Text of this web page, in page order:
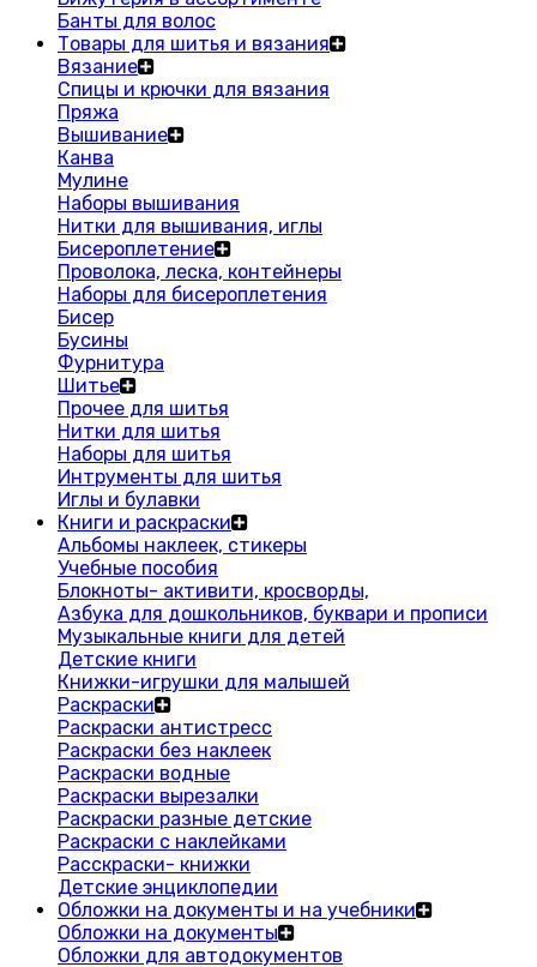
Банты для волос
Товары для шитья и вязания
Вязание
Спицы и крючки для вязания
Пряжа
Вышивание
Канва
Мулине
Наборы вышивания
Нитки для вышивания, иглы
Бисероплетение
Проволока, леска, контейнеры
Наборы для бисероплетения
Бисер
Бусины
Фурнитура
Шитье
Прочее для шитья
Нитки для шитья
Наборы для шитья
Интрументы для шитья
Иглы и булавки
Книги и раскраски
Альбомы наклеек, стикеры
Учебные пособия
Блокноты- активити, кросворды,
Азбука для дошкольников, буквари и прописи
Музыкальные книги для детей
Детские книги
Книжки-игрушки для малышей
Раскраски
Раскраски антистресс
Раскраски без наклеек
Раскраски водные
Раскраски вырезалки
Раскраски разные детские
Раскраски с наклейками
Расскраски- книжки
Детские энциклопедии
Обложки на документы и на учебники
Обложки на документы
Обложки для автодокументов